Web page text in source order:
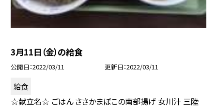
3月11日（金）の給食
公開日 2022/03/11 更新日 2022/03/11
給食
☆献立名☆ ごはん ささかまぼこの南部揚げ 女川汁 三陸